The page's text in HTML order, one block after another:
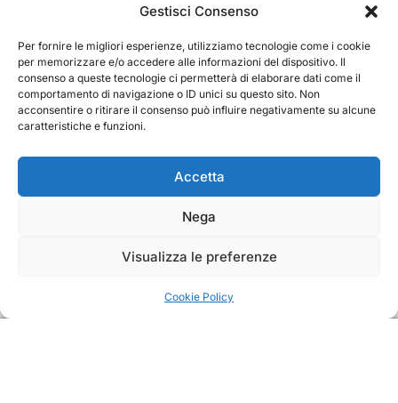
Gestisci Consenso
Per fornire le migliori esperienze, utilizziamo tecnologie come i cookie
per memorizzare e/o accedere alle informazioni del dispositivo. Il
consenso a queste tecnologie ci permetterà di elaborare dati come il
comportamento di navigazione o ID unici su questo sito. Non
acconsentire o ritirare il consenso può influire negativamente su alcune
caratteristiche e funzioni.
Accetta
Nega
Visualizza le preferenze
Cookie Policy
Cerca
TRAKS
Dal 2014 musica indipendente ed emergente